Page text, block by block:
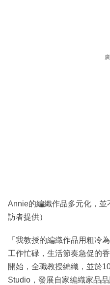
Annie的編織作品多元化，
訪者提供）
「我教授的編織作品用粗冷
工作忙碌，生活節奏急促的
開始，全職教授編織，並於
Studio，發展自家編織家品品